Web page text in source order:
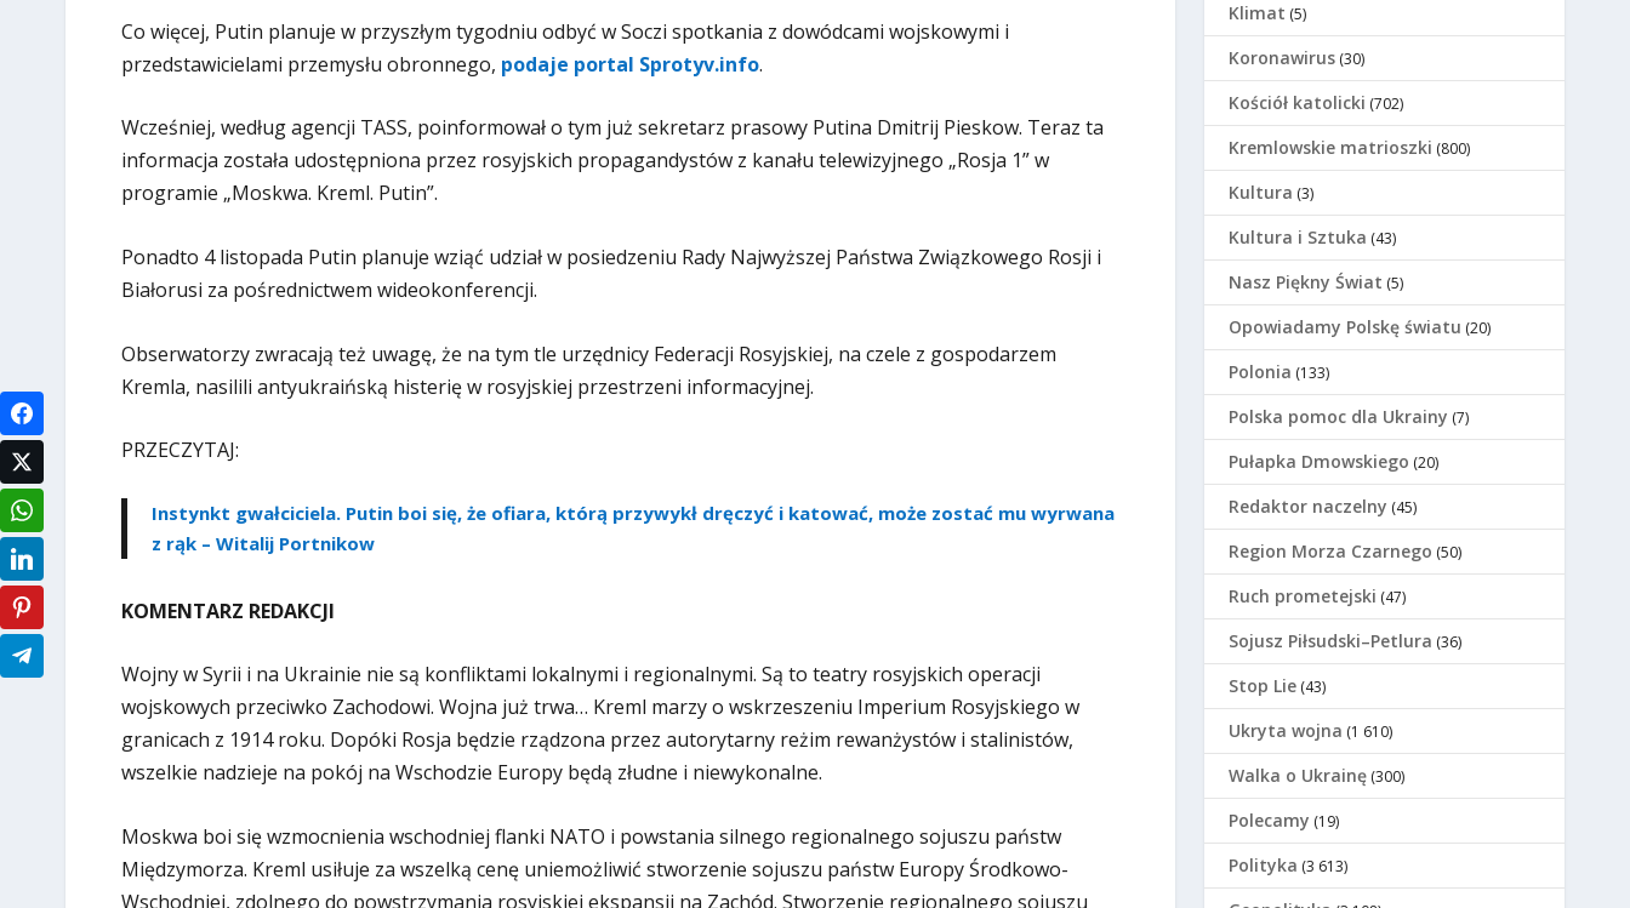
Co więcej, Putin planuje w przyszłym tygodniu odbyć w Soczi spotkania z dowódcami wojskowymi i
przedstawicielami przemysłu obronnego, podaje portal Sprotyv.info.
Wcześniej, według agencji TASS, poinformował o tym już sekretarz prasowy Putina Dmitrij Pieskow. Teraz ta
informacja została udostępniona przez rosyjskich propagandystów z kanału telewizyjnego „Rosja 1” w
programie „Moskwa. Kreml. Putin”.
Ponadto 4 listopada Putin planuje wziąć udział w posiedzeniu Rady Najwyższej Państwa Związkowego Rosji i
Białorusi za pośrednictwem wideokonferencji.
Obserwatorzy zwracają też uwagę, że na tym tle urzędnicy Federacji Rosyjskiej, na czele z gospodarzem
Kremla, nasilili antyukraińską histerię w rosyjskiej przestrzeni informacyjnej.
PRZECZYTAJ:
Instynkt gwałciciela. Putin boi się, że ofiara, którą przywykł dręczyć i katować, może zostać mu wyrwana
z rąk – Witalij Portnikow
KOMENTARZ REDAKCJI
Wojny w Syrii i na Ukrainie nie są konfliktami lokalnymi i regionalnymi. Są to teatry rosyjskich operacji
wojskowych przeciwko Zachodowi. Wojna już trwa… Kreml marzy o wskrzeszeniu Imperium Rosyjskiego w
granicach z 1914 roku. Dopóki Rosja będzie rządzona przez autorytarny reżim rewanżystów i stalinistów,
wszelkie nadzieje na pokój na Wschodzie Europy będą złudne i niewykonalne.
Moskwa boi się wzmocnienia wschodniej flanki NATO i powstania silnego regionalnego sojuszu państw
Międzymorza. Kreml usiłuje za wszelką cenę uniemożliwić stworzenie sojuszu państw Europy Środkowo-
Wschodniej, zdolnego do powstrzymania rosyjskiej ekspansji na Zachód. Stworzenie regionalnego sojuszu
Klimat (5)
Koronawirus (30)
Kościół katolicki (702)
Kremlowskie matrioszki (800)
Kultura (3)
Kultura i Sztuka (43)
Nasz Piękny Świat (5)
Opowiadamy Polskę światu (20)
Polonia (133)
Polska pomoc dla Ukrainy (7)
Pułapka Dmowskiego (20)
Redaktor naczelny (45)
Region Morza Czarnego (50)
Ruch prometejski (47)
Sojusz Piłsudski–Petlura (36)
Stop Lie (43)
Ukryta wojna (1 610)
Walka o Ukrainę (300)
Polecamy (19)
Polityka (3 613)